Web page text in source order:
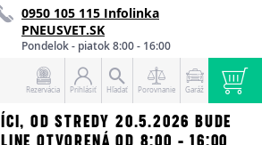
0950 105 115 Infolinka
PNEUSVET.SK
Pondelok - piatok 8:00 - 16:00
Rezervácia Prihlásiť Hľadať Porovnanie Garáž
OD STREDY 20.5.2026 BUDE